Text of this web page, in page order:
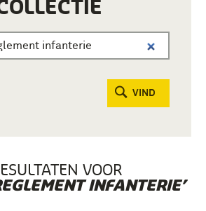
VIND
VOOR
INFANTERIE’